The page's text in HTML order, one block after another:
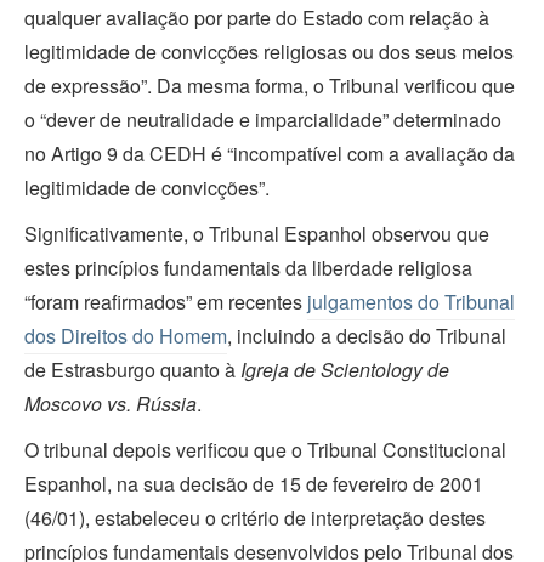
qualquer avaliação por parte do Estado com relação à
legitimidade de convicções religiosas ou dos seus meios
de expressão”. Da mesma forma, o Tribunal verificou que
o “dever de neutralidade e imparcialidade” determinado
no Artigo 9 da CEDH é “incompatível com a avaliação da
legitimidade de convicções”.
Significativamente, o Tribunal Espanhol observou que
estes princípios fundamentais da liberdade religiosa
“foram reafirmados” em recentes julgamentos do Tribunal
dos Direitos do Homem, incluindo a decisão do Tribunal
de Estrasburgo quanto à Igreja de Scientology de
Moscovo vs. Rússia.
O tribunal depois verificou que o Tribunal Constitucional
Espanhol, na sua decisão de 15 de fevereiro de 2001
(46/01), estabeleceu o critério de interpretação destes
princípios fundamentais desenvolvidos pelo Tribunal dos